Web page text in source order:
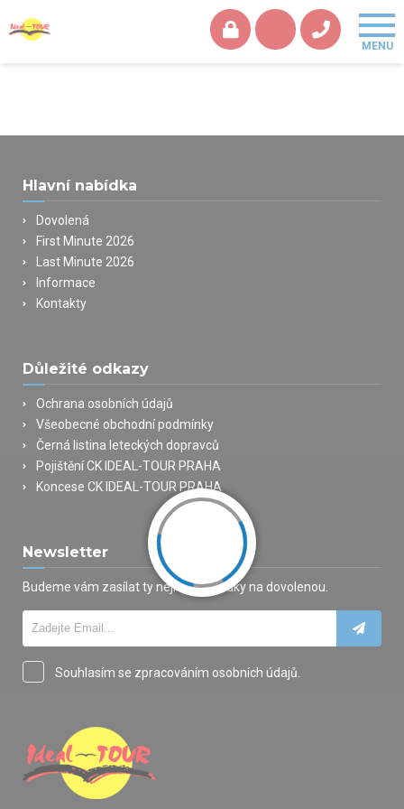
Hlavní nabídka
Dovolená
First Minute 2026
Last Minute 2026
Informace
Kontakty
Důležité odkazy
Ochrana osobních údajů
Všeobecné obchodní podmínky
Černá listina leteckých dopravců
Pojištění CK IDEAL-TOUR PRAHA
Koncese CK IDEAL-TOUR PRAHA
Newsletter
Budeme vám zasílat ty nejlepší nabídky na dovolenou.
Souhlasím se zpracováním osobních údajů.